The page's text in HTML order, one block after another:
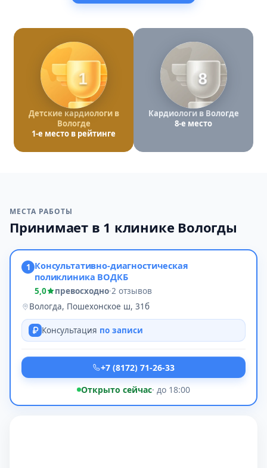
1
Детские кардиологи в
Вологде
1-е место в рейтинге
8
Кардиологи в Вологде
8-е место
МЕСТА РАБОТЫ
Принимает в 1 клинике Вологды
1 Консультативно-диагностическая
поликлиника ВОДКБ
5,0 превосходно·2 отзывов
Вологда, Пошехонское ш, 31б
Консультация по записи
+7 (8172) 71-26-33
Открыто сейчас· до 18:00